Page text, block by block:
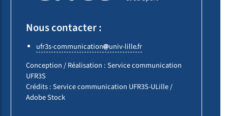
Nous contacter :
ufr3s-communication univ-lillefr
Conception / Réalisation : Service communication
UFR3S
Crédits : Service communication UFR3S-ULille /
Adobe Stock